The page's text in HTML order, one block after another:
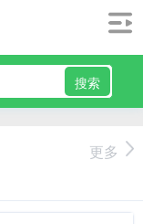
搜索
更多